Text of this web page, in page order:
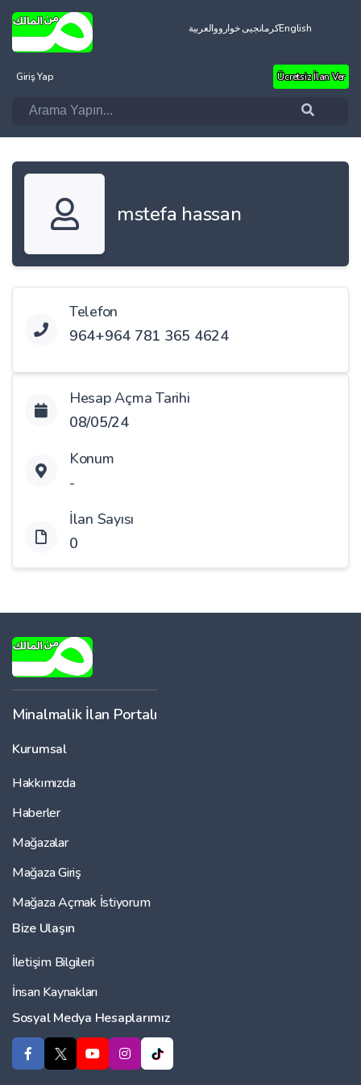
العربيةکرمانجیی خوارووEnglish
Giriş Yap Ücretsiz İlan Ver
mstefa hassan
Telefon
964‪+964 781 365 4624‬
Hesap Açma Tarihi
08/05/24
Konum
-
İlan Sayısı
0
Minalmalik İlan Portalı
Kurumsal
Hakkımızda
Haberler
Mağazalar
Mağaza Giriş
Mağaza Açmak İstiyorum
Bize Ulaşın
İletişim Bilgileri
İnsan Kaynakları
Sosyal Medya Hesaplarımız